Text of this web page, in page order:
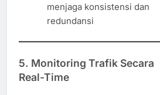
menjaga konsistensi dan
redundansi
5. Monitoring Trafik Secara
Real-Time